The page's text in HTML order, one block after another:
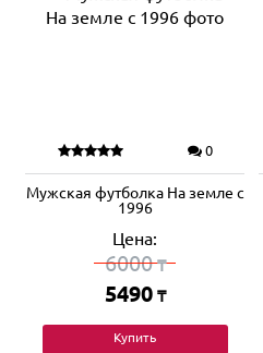
0
Мужская футболка На земле с
1996
Цена:
6000₸
5490 ₸
Купить